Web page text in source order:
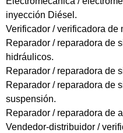
inyección Diésel.
Verificador / verificadora
Reparador / reparadora de
hidráulicos.
Reparador / reparadora de
Reparador / reparadora de
suspensión.
Reparador / reparadora de
Vendedor-distribuidor /